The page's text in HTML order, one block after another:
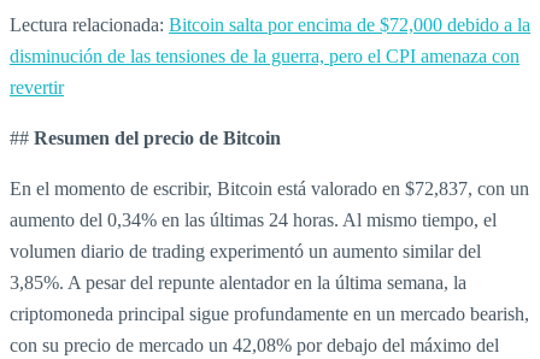
Lectura relacionada: Bitcoin salta por encima de $72,000 debido a la
disminución de las tensiones de la guerra, pero el CPI amenaza con
revertir
## Resumen del precio de Bitcoin
En el momento de escribir, Bitcoin está valorado en $72,837, con un
aumento del 0,34% en las últimas 24 horas. Al mismo tiempo, el
volumen diario de trading experimentó un aumento similar del
3,85%. A pesar del repunte alentador en la última semana, la
criptomoneda principal sigue profundamente en un mercado bearish,
con su precio de mercado un 42,08% por debajo del máximo del